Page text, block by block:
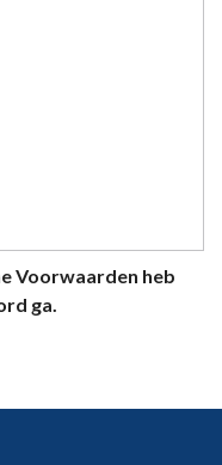
Voorwaarden heb
ga.